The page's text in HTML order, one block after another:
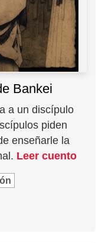
Bankei
a un discípulo
piden
enseñarle la
Leer cuento